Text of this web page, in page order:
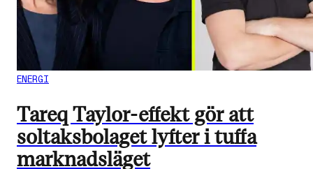
ENERGI
Tareq Taylor-effekt gör att
soltaksbolaget lyfter i tuffa
marknadsläget